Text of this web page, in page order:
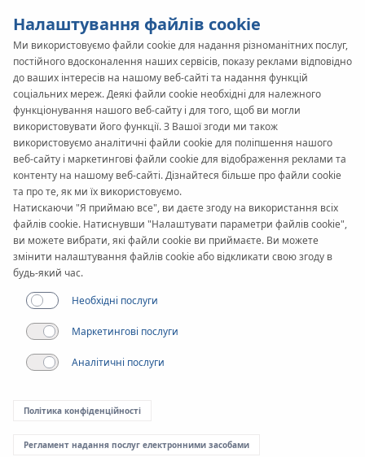
Налаштування файлів cookie
Ми використовуємо файли cookie для надання різноманітних послуг,
постійного вдосконалення наших сервісів, показу реклами відповідно
до ваших інтересів на нашому веб-сайті та надання функцій
соціальних мереж. Деякі файли cookie необхідні для належного
функціонування нашого веб-сайту і для того, щоб ви могли
використовувати його функції. З Вашої згоди ми також
використовуємо аналітичні файли cookie для поліпшення нашого
веб-сайту і маркетингові файли cookie для відображення реклами та
контенту на нашому веб-сайті. Дізнайтеся більше про файли cookie
та про те, як ми їх використовуємо.
Натискаючи "Я приймаю все", ви даєте згоду на використання всіх
файлів cookie. Натиснувши "Налаштувати параметри файлів cookie",
ви можете вибрати, які файли cookie ви приймаєте. Ви можете
змінити налаштування файлів cookie або відкликати свою згоду в
будь-який час.
Необхідні послуги
Маркетингові послуги
Аналітичні послуги
Політика конфіденційності
Регламент надання послуг електронними засобами